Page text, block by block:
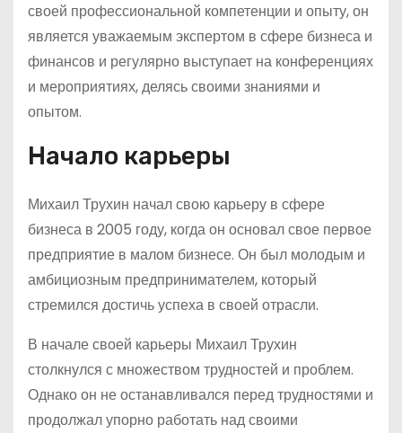
своей профессиональной компетенции и опыту, он
является уважаемым экспертом в сфере бизнеса и
финансов и регулярно выступает на конференциях
и мероприятиях, делясь своими знаниями и
опытом.
Начало карьеры
Михаил Трухин начал свою карьеру в сфере
бизнеса в 2005 году, когда он основал свое первое
предприятие в малом бизнесе. Он был молодым и
амбициозным предпринимателем, который
стремился достичь успеха в своей отрасли.
В начале своей карьеры Михаил Трухин
столкнулся с множеством трудностей и проблем.
Однако он не останавливался перед трудностями и
продолжал упорно работать над своими